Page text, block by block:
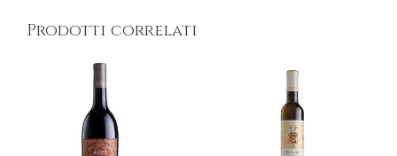
Prodotti correlati